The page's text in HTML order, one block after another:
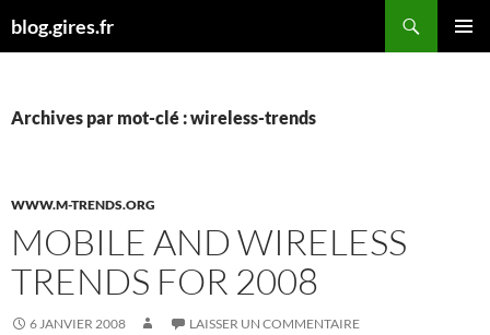
aublog.gires.fr
Archives par mot-clé : wireless-trends
WWW.M-TRENDS.ORG
MOBILE AND WIRELESS
TRENDS FOR 2008
6 JANVIER 2008 LAISSER UN COMMENTAIRE